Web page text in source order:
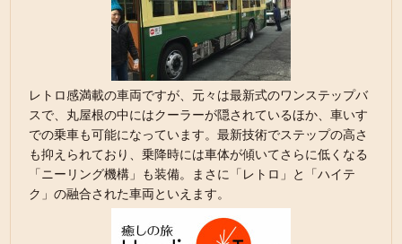
レトロ感満載の車両ですが、元々は最新式のワンステップバ
スで、丸屋根の中にはクーラーが隠されているほか、車いす
での乗車も可能になっています。最新技術でステップの高さ
も抑えられており、乗降時には車体が傾いてさらに低くなる
「ニーリング機構」も装備。まさに「レトロ」と「ハイテ
ク」の融合された車両といえます。